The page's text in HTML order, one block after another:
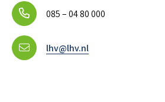
085 – 04 80 000
lhv@lhv.nl